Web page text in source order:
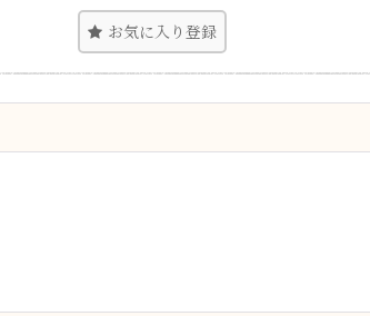
お気に入り登録